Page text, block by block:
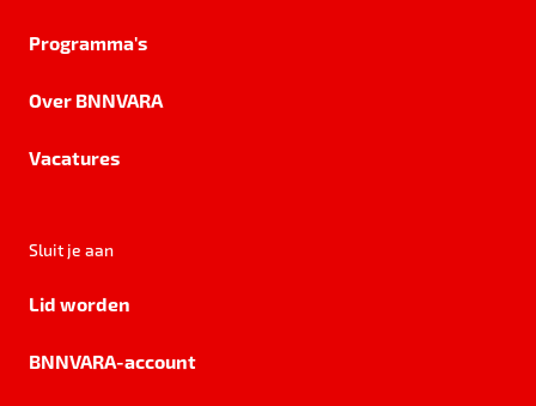
Programma's
Over BNNVARA
Vacatures
Sluit je aan
Lid worden
BNNVARA-account